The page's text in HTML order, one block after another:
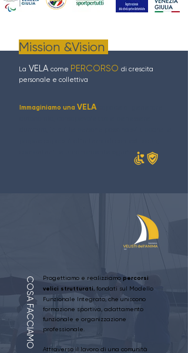
Mission &Vision
La VELA come PERCORSO di crescita
personale e collettiva
Immaginiamo una VELA
competenti e umanamente significativi.
COSA FACCIAMO Progettiamo e realizziamo percorsi
velici strutturati , fondati sul Modello
Funzionale Integrato, che uniscono
formazione sportiva, adattamento
funzionale e organizzazione
professionale.
Attraverso il lavoro di una comunità